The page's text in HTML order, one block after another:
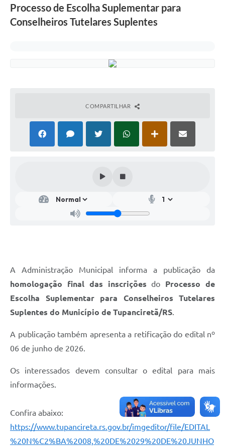
Processo de Escolha Suplementar para
Conselheiros Tutelares Suplentes
COMPARTILHAR
A Administração Municipal informa a publicação da
homologação final das inscrições do Processo de
Escolha Suplementar para Conselheiros Tutelares
Suplentes do Município de Tupanciretã/RS.
A publicação também apresenta a retificação do edital nº
06 de junho de 2026.
Os interessados devem consultar o edital para mais
informações.
Confira abaixo:
https://www.tupancireta.rs.gov.br/imgeditor/file/EDITAL
%20N%C2%BA%2008,%20DE%2029%20DE%20JUNHO